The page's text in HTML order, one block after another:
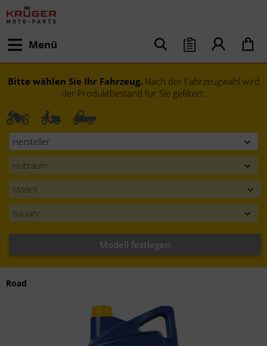
Menü
Bitte wählen Sie Ihr Fahrzeug. Nach der Fahrzeugwahl wird
der Produktbestand für Sie gefiltert.
Modell festlegen
Road